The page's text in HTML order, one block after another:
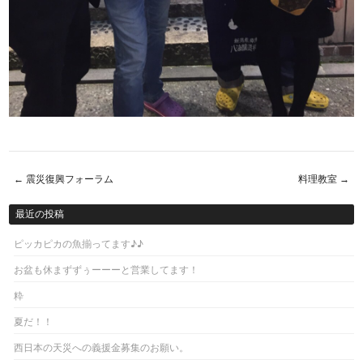
Post navigation
← 震災復興フォーラム 料理教室 →
最近の投稿
ピッカピカの魚揃ってます♪♪
お盆も休まずずぅーーーと営業してます！
粋
夏だ！！
西日本の天災への義援金募集のお願い。